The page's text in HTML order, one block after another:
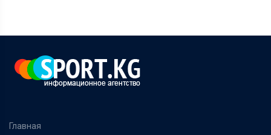
Главная